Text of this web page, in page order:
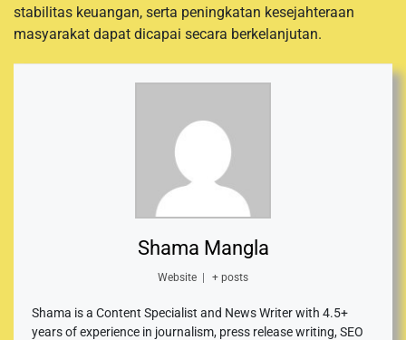
stabilitas keuangan, serta peningkatan kesejahteraan
masyarakat dapat dicapai secara berkelanjutan.
Shama Mangla
Website + posts
Shama is a Content Specialist and News Writer with 4.5+
years of experience in journalism, press release writing, SEO